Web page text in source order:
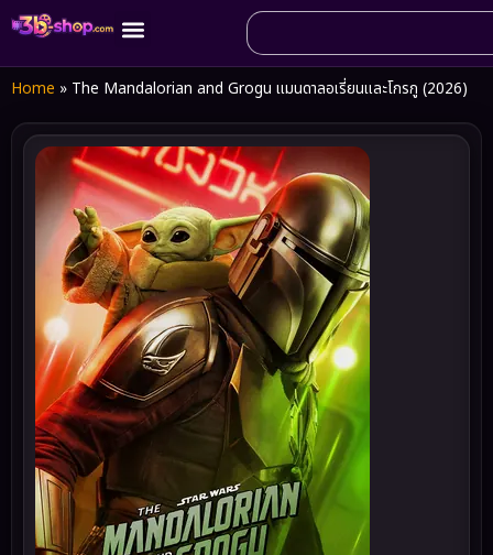
Home » The Mandalorian and Grogu แมนดาลอเรี่ยนและโกรกู (2026)